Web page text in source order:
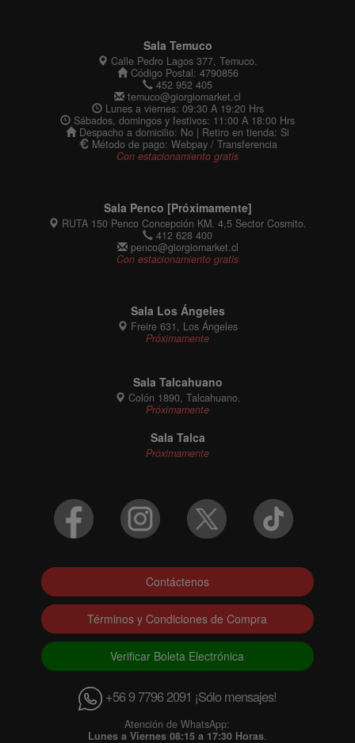
Sala Temuco
Calle Pedro Lagos 377, Temuco.
Código Postal: 4790856
452 952 405
temuco@giorgiomarket.cl
Lunes a viernes: 09:30 A 19:20 Hrs
Sábados, domingos y festivos: 11:00 A 18:00 Hrs
Despacho a domicilio: No | Retiro en tienda: Si
Método de pago: Webpay / Transferencia
Con estacionamiento gratis
Sala Penco [Próximamente]
RUTA 150 Penco Concepción KM. 4,5 Sector Cosmito.
412 628 400
penco@giorgiomarket.cl
Con estacionamiento gratis
Sala Los Ángeles
Freire 631, Los Ángeles
Próximamente
Sala Talcahuano
Colón 1890, Talcahuano.
Próximamente
Sala Talca
Próximamente
Contáctenos
Términos y Condiciones de Compra
Verificar Boleta Electrónica
+56 9 7796 2091 ¡Sólo mensajes!
Atención de WhatsApp:
Lunes a Viernes 08:15 a 17:30 Horas.